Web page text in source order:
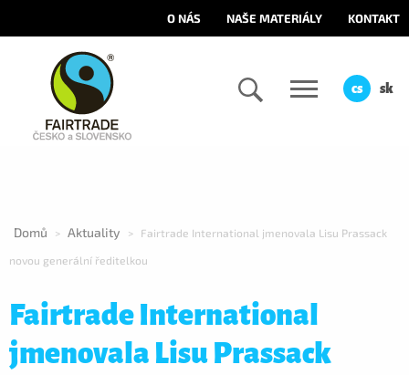
O NÁS NAŠE MATERIÁLY KONTAKT
cs sk
Domů > Aktuality > Fairtrade International jmenovala Lisu Prassack
novou generální ředitelkou
Fairtrade International
jmenovala Lisu Prassack